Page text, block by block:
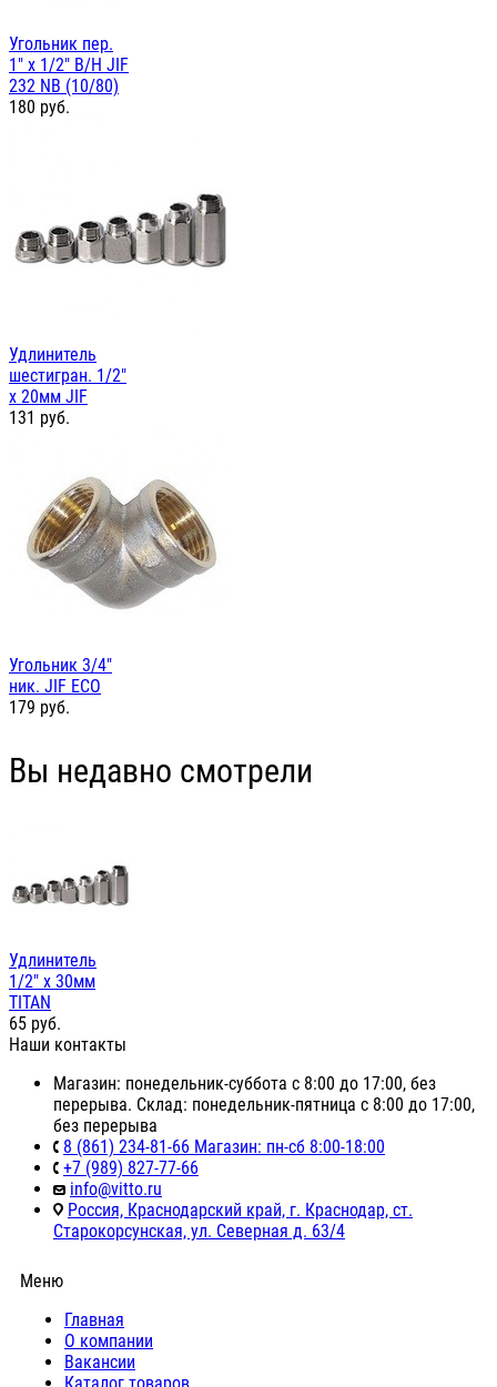
Угольник пер.
1" х 1/2" В/Н JIF
232 NB (10/80)
180 руб.
Удлинитель
шестигран. 1/2"
х 20мм JIF
131 руб.
Угольник 3/4"
ник. JIF ЕСО
179 руб.
Вы недавно смотрели
Удлинитель
1/2" х 30мм
TITAN
65 руб.
Наши контакты
Магазин: понедельник-суббота с 8:00 до 17:00, без
перерыва. Склад: понедельник-пятница с 8:00 до 17:00,
без перерыва
8 (861) 234-81-66 Магазин: пн-сб 8:00-18:00
+7 (989) 827-77-66
info@vitto.ru
Россия, Краснодарский край, г. Краснодар, ст.
Старокорсунская, ул. Северная д. 63/4
Меню
Главная
О компании
Вакансии